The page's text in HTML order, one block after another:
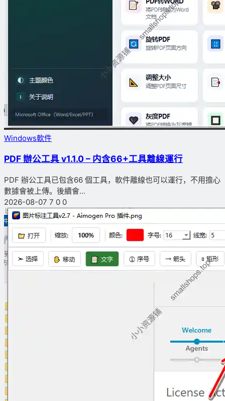
Windows軟件
PDF 辦公工具 v1.1.0 – 内含66+工具離線運行
PDF 辦公工具已包含66 個工具，軟件離線也可以運行，不用擔心
數據會被上傳。後續會...
2026-08-07 7 0 0